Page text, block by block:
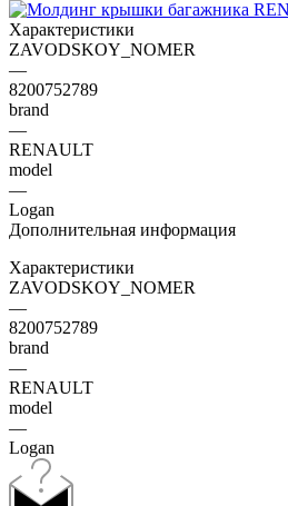
Характеристики
ZAVODSKOY_NOMER
—
8200752789
brand
—
RENAULT
model
—
Logan
Дополнительная информация
Характеристики
ZAVODSKOY_NOMER
—
8200752789
brand
—
RENAULT
model
—
Logan